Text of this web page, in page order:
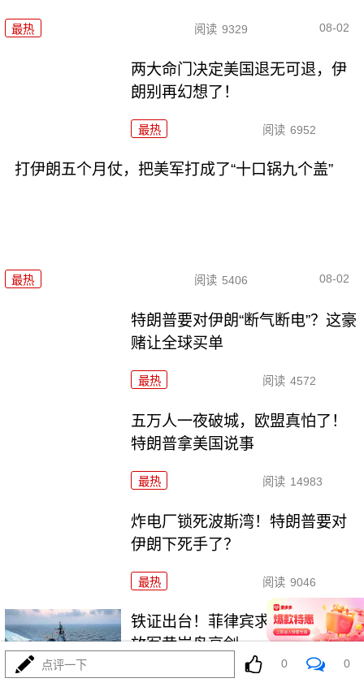
最热 阅读 9329 08-02
两大命门决定美国退无可退，伊
朗别再幻想了！
最热 阅读 6952
打伊朗五个月仗，把美军打成了“十口锅九个盖”
最热 阅读 5406 08-02
特朗普要对伊朗“断气断电”？这豪
赌让全球买单
最热 阅读 4572
五万人一夜破城，欧盟真怕了！
特朗普拿美国说事
最热 阅读 14983
炸电厂锁死波斯湾！特朗普要对
伊朗下死手了？
最热 阅读 9046
铁证出台！菲律宾求锤得锤！解
放军黄岩岛亮剑
最热
点评一下 0 0